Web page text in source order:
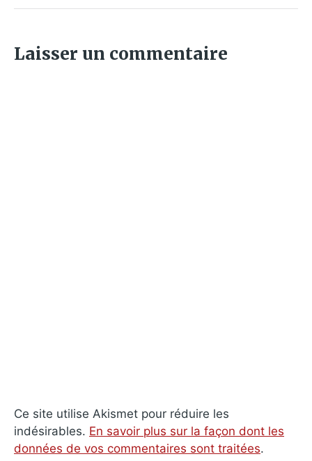
Laisser un commentaire
Ce site utilise Akismet pour réduire les
indésirables. En savoir plus sur la façon dont les
données de vos commentaires sont traitées.